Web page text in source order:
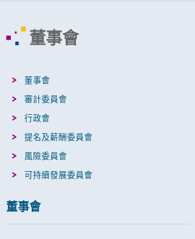
董事會
董事會
審計委員會
行政會
提名及薪酬委員會
風險委員會
可持續發展委員會
董事會